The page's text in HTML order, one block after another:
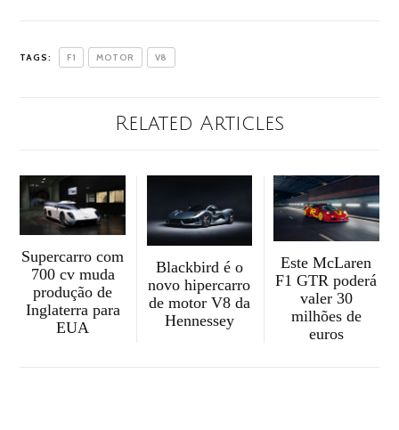
TAGS: F1 MOTOR V8
Related Articles
Supercarro com
700 cv muda
produção de
Inglaterra para
EUA
Blackbird é o
novo hipercarro
de motor V8 da
Hennessey
Este McLaren
F1 GTR poderá
valer 30
milhões de
euros